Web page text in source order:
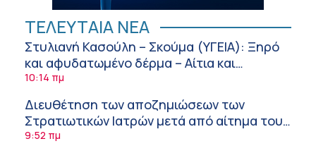
ΤΕΛΕΥΤΑΙΑ ΝΕΑ
Στυλιανή Κασούλη – Σκούμα (ΥΓΕΙΑ): Ξηρό
και αφυδατωμένο δέρμα – Αίτια και
αντιμετώπιση
10:14 πμ
Διευθέτηση των αποζημιώσεων των
Στρατιωτικών Ιατρών μετά από αίτημα του
ΙΣΑ
9:52 πμ